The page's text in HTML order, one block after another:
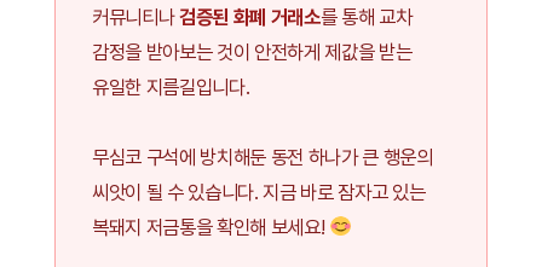
커뮤니티나검증된 화폐 거래소를 통해 교차
감정을 받아보는 것이 안전하게 제값을 받는
유일한 지름길입니다.
무심코 구석에 방치해둔 동전 하나가 큰 행운의
씨앗이 될 수 있습니다. 지금 바로 잠자고 있는
복돼지 저금통을 확인해 보세요!